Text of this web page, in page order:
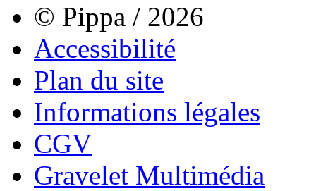
© Pippa / 2026
Accessibilité
Plan du site
Informations légales
CGV
Gravelet Multimédia